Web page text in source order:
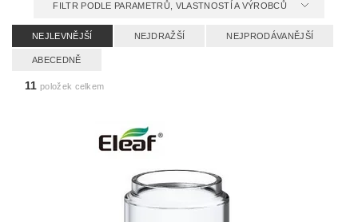
FILTR PODLE PARAMETRŮ, VLASTNOSTÍ A VÝROBCŮ
NEJLEVNĚJŠÍ NEJDRAŽŠÍ NEJPRODÁVANĚJŠÍ
ABECEDNĚ
11 položek celkem